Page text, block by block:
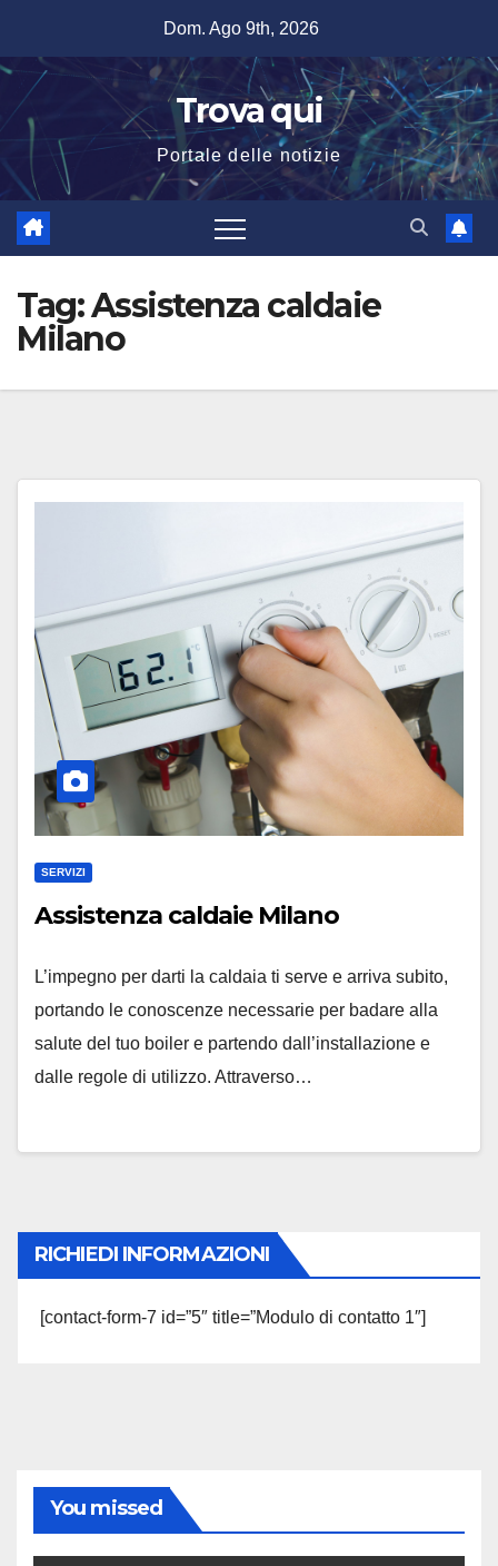
contenuto
Dom. Ago 9th, 2026
Trova qui
Portale delle notizie
Tag:Assistenza caldaie
Milano
SERVIZI
Assistenza caldaie Milano
L’impegno per darti la caldaia ti serve e arriva subito,
portando le conoscenze necessarie per badare alla
salute del tuo boiler e partendo dall’installazione e
dalle regole di utilizzo. Attraverso…
RICHIEDI INFORMAZIONI
[contact-form-7 id=”5″ title=”Modulo di contatto 1″]
You missed